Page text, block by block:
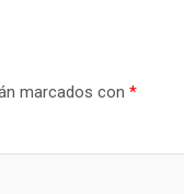
marcados con *